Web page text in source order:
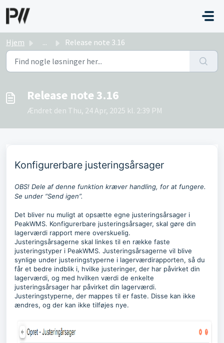
Hjem ... Release note 3.16
Release note 3.16
Ændret den Thu, 24 Apr, 2025 kl. 2:39 PM
Konfigurerbare justeringsårsager
OBS! Dele af denne funktion kræver handling, for at fungere.
Se under “Send igen”.
Det bliver nu muligt at opsætte egne justeringsårsager i
PeakWMS. Konfigurerbare justeringsårsager, skal gøre din
lagerværdi rapport mere overskuelig.
Justeringsårsagerne skal linkes til en række faste
justeringstyper i PeakWMS. Justeringsårsagerne vil blive
synlige under justeringstyperne i lagerværdirapporten, så du
får et bedre indblik i, hvilke justeringer, der har påvirket din
lagerværdi, og med hvilken værdi de enkelte
justeringsårsager har påvirket din lagerværdi.
Justeringstyperne, der mappes til er faste. Disse kan ikke
ændres, og der kan ikke tilføjes nye.